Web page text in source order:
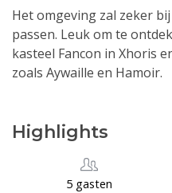
Het omgeving zal zeker
passen. Leuk om te
kasteel Fancon in Xhoris
zoals Aywaille en Hamoir.
Highlights
5 gasten